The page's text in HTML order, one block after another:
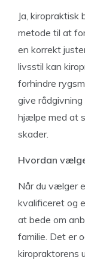
Ja,
metode til at
en korrekt
livsstil kan
forhindre
give
hjælpe med at
skader.
Hvordan
Når du vælger
kvalificeret og
at bede om
familie. Det er
kiropraktorens